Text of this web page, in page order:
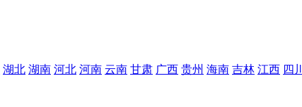
湖北 湖南 河北 河南 云南 甘肃 广西 贵州 海南 吉林 江西 四川